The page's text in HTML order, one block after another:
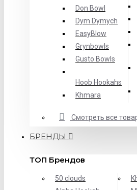
Don Bowl
Dym Dymych
EasyBlow
Grynbowls
Gusto Bowls
Hoob Hookahs
Khmara
Смотреть все
БРЕНДЫ
ТОП Брендов
50 clouds